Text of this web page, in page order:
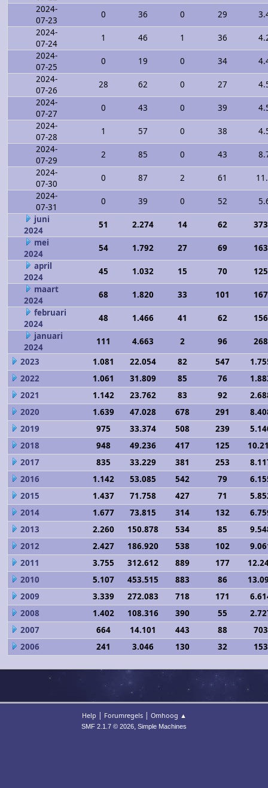
2024-
07-23
0 36 0 29
2024-
07-24
1 46 1 36
2024-
07-25
0 19 0 34
2024-
07-26
28 62 0 27
2024-
07-27
0 43 0 39
2024-
07-28
1 57 0 38
2024-
07-29
2 85 0 43
2024-
07-30
0 87 2 61
2024-
07-31
0 39 0 52
juni
2024
51 2.274 14 62
mei
2024
54 1.792 27 69
april
2024
45 1.032 15 70
maart
2024
68 1.820 33 101
februari
2024
48 1.466 41 62
januari
2024
111 4.663 2 96
2023
1.081 22.054 82 547
2022
1.061 31.809 85 76
2021
1.142 23.762 83 92
2020
1.639 47.028 678 291
2019
975 33.374 508 239
2018
948 49.236 417 125
2017
835 33.229 381 253
2016
1.142 53.085 542 79
2015
1.437 71.758 427 71
2014
1.677 73.815 314 132
2013
2.260 150.878 534 85
2012
2.427 186.920 538 102
2011
3.755 312.612 889 177
2010
5.107 453.515 883 86
2009
3.339 272.083 718 171
2008
1.402 108.316 390 55
2007
664 14.101 443 88
2006
241 3.046 130 32
Help | Forumregels| Omhoog ▲
SMF 2.1.7 © 2026, Simple Machines